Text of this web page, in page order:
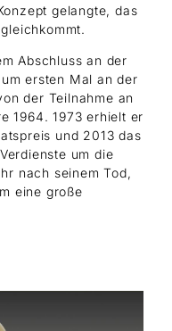
gelangte, das
Abschluss an der
ersten Mal an der
der Teilnahme an
1964. 1973 erhielt er
und 2013 das
um die
nach seinem Tod,
eine große